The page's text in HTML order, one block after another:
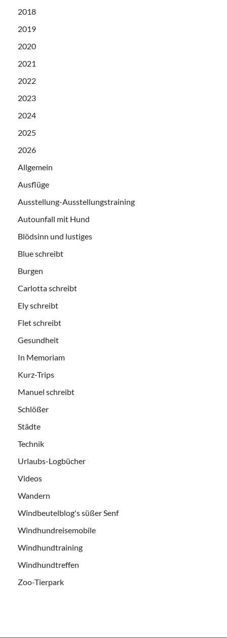
2018
2019
2020
2021
2022
2023
2024
2025
2026
Allgemein
Ausflüge
Ausstellung-Ausstellungstraining
Autounfall mit Hund
Blödsinn und lustiges
Blue schreibt
Burgen
Carlotta schreibt
Ely schreibt
Flet schreibt
Gesundheit
In Memoriam
Kurz-Trips
Manuel schreibt
Schlößer
Städte
Technik
Urlaubs-Logbücher
Videos
Wandern
Windbeutelblog's süßer Senf
Windhundreisemobile
Windhundtraining
Windhundtreffen
Zoo-Tierpark